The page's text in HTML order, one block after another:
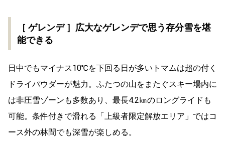
［ ゲレンデ ］広大なゲレンデで思う存分雪を堪
能できる
日中でもマイナス10℃を下回る日が多いトマムは超の付く
ドライパウダーが魅力。ふたつの山をまたぐスキー場内に
は非圧雪ゾーンも多数あり、最長4.2㎞のロングライドも
可能。条件付きで滑れる「上級者限定解放エリア」ではコ
ース外の林間でも深雪が楽しめる。